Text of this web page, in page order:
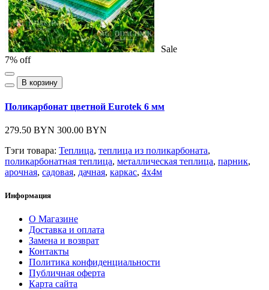
Sale
7% off
В корзину
Поликарбонат цветной Eurotek 6 мм
279.50 BYN 300.00 BYN
Тэги товара: Теплица, теплица из поликарбоната,
поликарбонатная теплица, металлическая теплица, парник,
арочная, садовая, дачная, каркас, 4х4м
Информация
О Магазине
Доставка и оплата
Замена и возврат
Контакты
Политика конфиденциальности
Публичная оферта
Карта сайта